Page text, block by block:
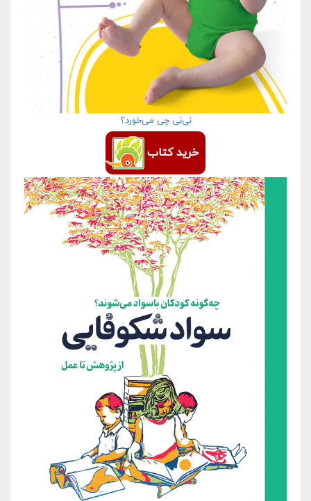
نی‌نی چی می‌خورد؟
خرید کتاب